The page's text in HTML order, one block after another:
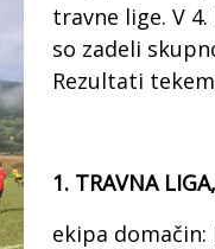
travne lige. V
so zadeli
Rezultati
1. TRAVNA
ekipa domačin: